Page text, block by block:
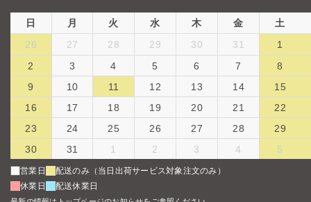
日 月 火 水 木 金
土
26
27 28 29 30 31
1
2
3 4 5 6 7
8
9
10 11 12 13 14
15
16
17 18 19 20 21
22
23
24 25 26 27 28
29
30
31 1 2 3 4 5
営業日
配送のみ（当日出荷サービス対象注文のみ）
休業日
配送休業日